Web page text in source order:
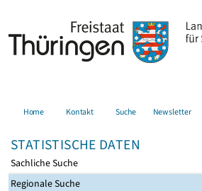
Home Kontakt Suche Newsletter
STATISTISCHE DATEN
Sachliche Suche
Regionale Suche